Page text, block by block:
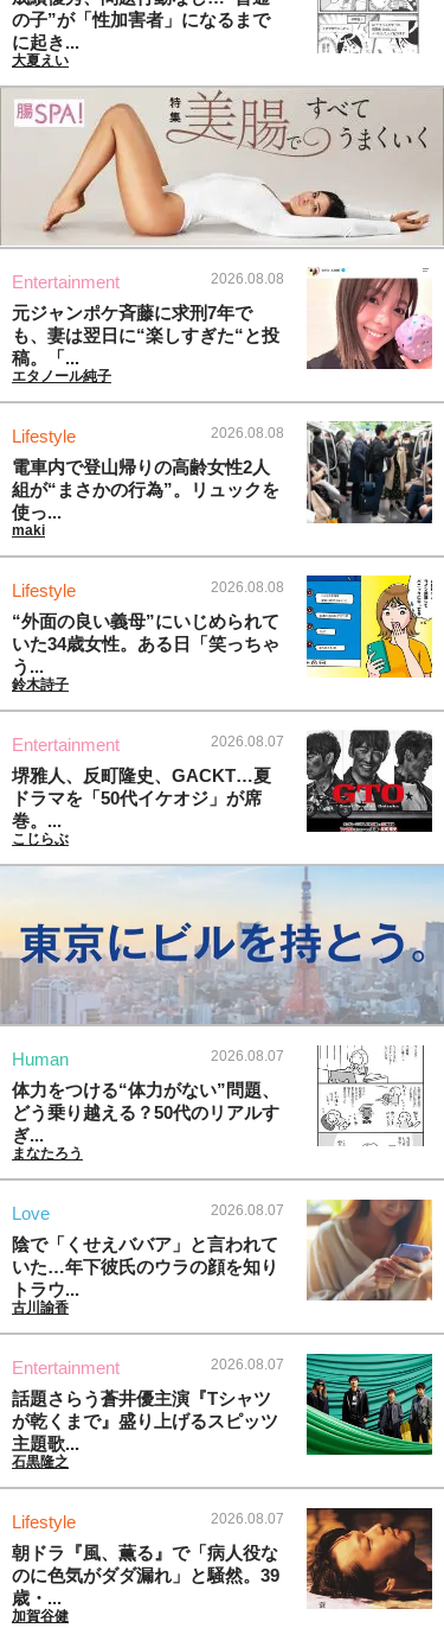
の子”が「性加害者」になるまで
に起き...
大夏えい
Entertainment 2026.08.08
元ジャンポケ斉藤に求刑7年で
も、妻は翌日に“楽しすぎた“と投
稿。「...
エタノール純子
Lifestyle 2026.08.08
電車内で登山帰りの高齢女性2人
組が“まさかの行為”。リュックを
使っ...
maki
Lifestyle 2026.08.08
“外面の良い義母”にいじめられて
いた34歳女性。ある日「笑っちゃ
う...
鈴木詩子
Entertainment 2026.08.07
堺雅人、反町隆史、GACKT…夏
ドラマを「50代イケオジ」が席
巻。...
こじらぶ
Human 2026.08.07
体力をつける“体力がない”問題、
どう乗り越える？50代のリアルす
ぎ...
まなたろう
Love 2026.08.07
陰で「くせえババア」と言われて
いた…年下彼氏のウラの顔を知り
トラウ...
古川諭香
Entertainment 2026.08.07
話題さらう蒼井優主演『Tシャツ
が乾くまで』盛り上げるスピッツ
主題歌...
石黒隆之
Lifestyle 2026.08.07
朝ドラ『風、薫る』で「病人役な
のに色気がダダ漏れ」と騒然。39
歳・...
加賀谷健